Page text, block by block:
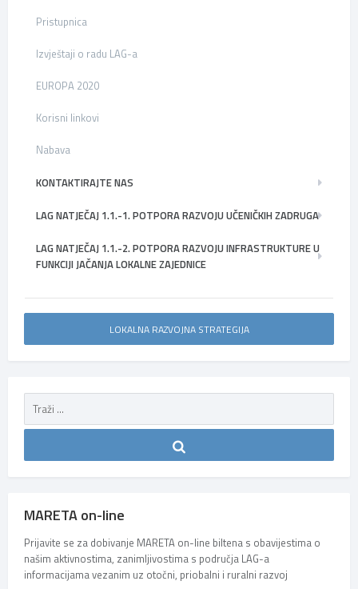
Pristupnica
Izvještaji o radu LAG-a
EUROPA 2020
Korisni linkovi
Nabava
KONTAKTIRAJTE NAS
LAG NATJEČAJ 1.1.-1. POTPORA RAZVOJU UČENIČKIH ZADRUGA
LAG NATJEČAJ 1.1.-2. POTPORA RAZVOJU INFRASTRUKTURE U
FUNKCIJI JAČANJA LOKALNE ZAJEDNICE
LOKALNA RAZVOJNA STRATEGIJA
MARETA on-line
Prijavite se za dobivanje MARETA on-line biltena s obavijestima o
našim aktivnostima, zanimljivostima s područja LAG-a
informacijama vezanim uz otočni, priobalni i ruralni razvoj